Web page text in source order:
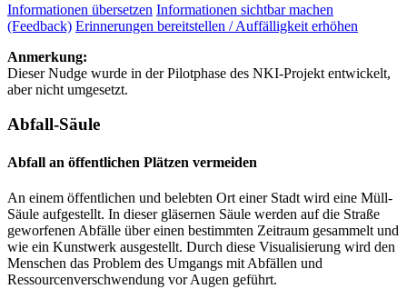
Informationen übersetzen Informationen sichtbar machen
(Feedback) Erinnerungen bereitstellen / Auffälligkeit erhöhen
Anmerkung:
Dieser Nudge wurde in der Pilotphase des NKI-Projekt entwickelt,
aber nicht umgesetzt.
Abfall-Säule
Abfall an öffentlichen Plätzen vermeiden
An einem öffentlichen und belebten Ort einer Stadt wird eine Müll-
Säule aufgestellt. In dieser gläsernen Säule werden auf die Straße
geworfenen Abfälle über einen bestimmten Zeitraum gesammelt und
wie ein Kunstwerk ausgestellt. Durch diese Visualisierung wird den
Menschen das Problem des Umgangs mit Abfällen und
Ressourcenverschwendung vor Augen geführt.